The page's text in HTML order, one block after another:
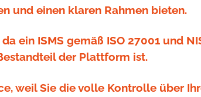
und einen klaren Rahmen bieten.
ein ISMS gemäß ISO 27001 und
der Plattform ist.
weil Sie die volle Kontrolle über